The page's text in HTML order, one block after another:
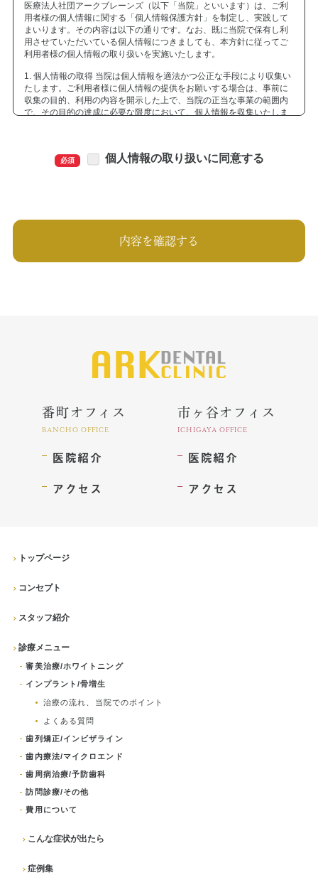
医療法人社団アークブレーンズ（以下「当院」といいます）は、ご利
用者様の個人情報に関する「個人情報保護方針」を制定し、実践して
まいります。その内容は以下の通りです。なお、既に当院で保有し利
用させていただいている個人情報につきましても、本方針に従ってご
利用者様の個人情報の取り扱いを実施いたします。
1. 個人情報の取得 当院は個人情報を適法かつ公正な手段により収集い
たします。ご利用者様に個人情報の提供をお願いする場合は、事前に
収集の目的、利用の内容を開示した上で、当院の正当な事業の範囲内
で、その目的の達成に必要な限度において、個人情報を収集いたしま
情報をいただいた方に承諾を得た範囲内で、また収集目的に沿った範
からのお問い合わせ又はご依頼等への対応をさせていただく場合 ・そ
4. 個人情報の開示・修正等の手続 ご利用者様からご提供いただいた個
人情報に関して、紹介、訂正、削除を要望される場合は、メールフォ
きた場合に限り、合理的な期間内に、ご利用者様に個人情報を開示、
訂正、削除いたします。
保有する個人情報に関して適用される個人情報保護関連法及び規範を
遵守します。また本方針は、日本国の法律、そのほか規範により判断
方針を定めるものであり、当院は本方針に則って、個人情報保護法等
いたします。個人情報を取り扱う事務所内への部外者の立ち入りを制
活動を実施するほか、管理責任者を置き個人情報の適切な管理に努め
7. 継続的な改善について 当院は、個人情報保護への取り組みについ
るため、継続的に見直し改善を実施いたします。
必須 個人情報の取り扱いに同意する
番町オフィス
BANCHO OFFICE
医院紹介
アクセス
市ヶ谷オフィス
ICHIGAYA OFFICE
医院紹介
アクセス
トップページ
コンセプト
スタッフ紹介
診療メニュー
審美治療/ホワイトニング
インプラント/骨増生
治療の流れ、当院でのポイント
よくある質問
歯列矯正/インビザライン
歯内療法/マイクロエンド
歯周病治療/予防歯科
訪問診療/その他
費用について
こんな症状が出たら
症例集